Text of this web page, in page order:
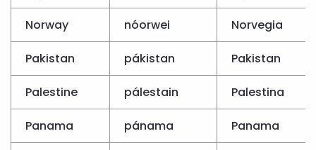
Norway nóorwei Norvegia
Pakistan pákistan Pakistan
Palestine pálestain Palestina
Panama pánama Panama